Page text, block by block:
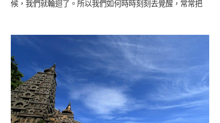
候，我們就輪迴了。所以我們如何時時刻刻去覺醒，常常把